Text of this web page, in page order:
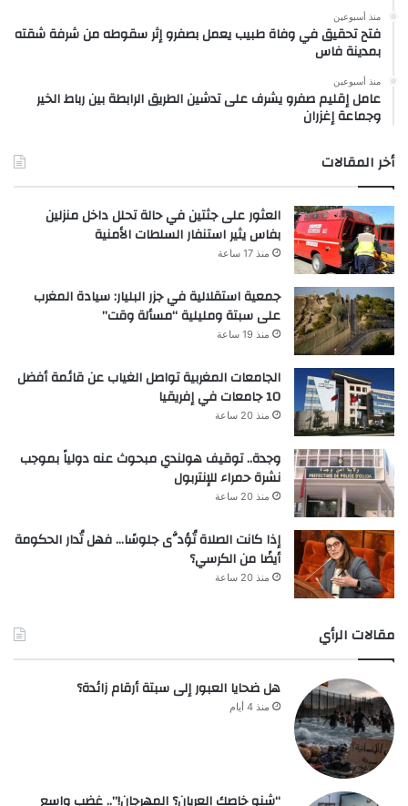
منذ أسبوعين
فتح تحقيق في وفاة طبيب يعمل بصفرو إثر سقوطه من شرفة شقته
بمدينة فاس
منذ أسبوعين
عامل إقليم صفرو يشرف على تدشين الطريق الرابطة بين رباط الخير
وجماعة إغزران
أخر المقالات
العثور على جثتين في حالة تحلل داخل منزلين
بفاس يثير استنفار السلطات الأمنية
منذ 17 ساعة
جمعية استقلالية في جزر البليار: سيادة المغرب
على سبتة ومليلية “مسألة وقت”
منذ 19 ساعة
الجامعات المغربية تواصل الغياب عن قائمة أفضل
10 جامعات في إفريقيا
منذ 20 ساعة
وجدة.. توقيف هولندي مبحوث عنه دولياً بموجب
نشرة حمراء للإنتربول
منذ 20 ساعة
إذا كانت الصلاة تُؤدَّى جلوسًا… فهل تُدار الحكومة
أيضًا من الكرسي؟
منذ 20 ساعة
مقالات الرأي
هل ضحايا العبور إلى سبتة أرقام زائدة؟
منذ 4 أيام
“شنو خاصك العريان؟ المهرجان!”.. غضب واسع